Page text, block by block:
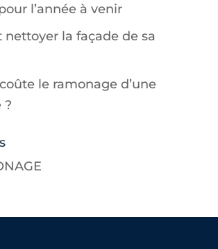
l’année à venir
nettoyer la façade de sa
le ramonage d’une
?